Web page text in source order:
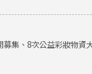
集、8次公益彩妝物資